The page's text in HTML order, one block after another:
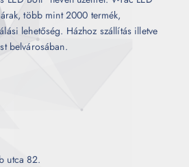
több mint 2000 termék,
lehetőség. Házhoz szállítás illetve
belvárosában.
utca 82.